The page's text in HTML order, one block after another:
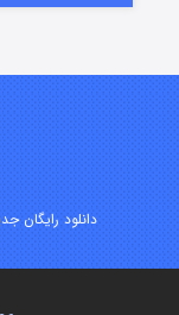
دانلود رایگان